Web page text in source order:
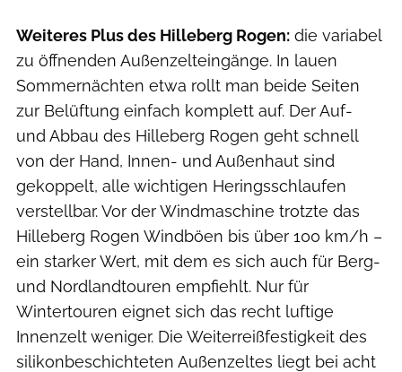
Weiteres Plus des Hilleberg Rogen: die variabel
zu öffnenden Außenzelteingänge. In lauen
Sommernächten etwa rollt man beide Seiten
zur Belüftung einfach komplett auf. Der Auf-
und Abbau des Hilleberg Rogen geht schnell
von der Hand, Innen- und Außenhaut sind
gekoppelt, alle wichtigen Heringsschlaufen
verstellbar. Vor der Windmaschine trotzte das
Hilleberg Rogen Windböen bis über 100 km/h –
ein starker Wert, mit dem es sich auch für Berg-
und Nordlandtouren empfiehlt. Nur für
Wintertouren eignet sich das recht luftige
Innenzelt weniger. Die Weiterreißfestigkeit des
silikonbeschichteten Außenzeltes liegt bei acht